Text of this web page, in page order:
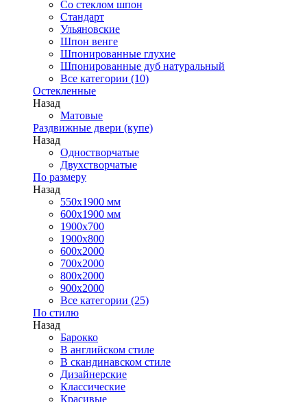
Со стеклом шпон
Стандарт
Ульяновские
Шпон венге
Шпонированные глухие
Шпонированные дуб натуральный
Все категории (10)
Остекленные
Назад
Матовые
Раздвижные двери (купе)
Назад
Одностворчатые
Двухстворчатые
По размеру
Назад
550x1900 мм
600x1900 мм
1900х700
1900х800
600x2000
700x2000
800x2000
900x2000
Все категории (25)
По стилю
Назад
Барокко
В английском стиле
В скандинавском стиле
Дизайнерские
Классические
Красивые